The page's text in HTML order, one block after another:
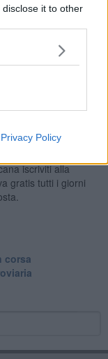
it to other
Privacy Policy
treni tra Prato
autobus sostitutivi,
ritardi.
iscriviti alla
gratis tutti i giorni
corsa